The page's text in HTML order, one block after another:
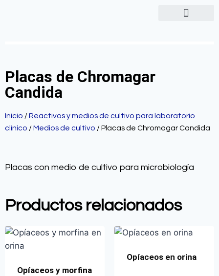
Placas de Chromagar
Candida
Inicio / Reactivos y medios de cultivo para laboratorio
clínico / Medios de cultivo / Placas de Chromagar Candida
Placas con medio de cultivo para microbiología
Productos relacionados
Opíaceos y morfina
Opíaceos en orina